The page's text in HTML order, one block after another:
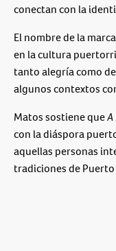
conectan con la
El nombre de la
en la cultura
tanto alegría como
algunos contextos
Matos sostiene queA
con la diáspora
aquellas personas
tradiciones de Puerto